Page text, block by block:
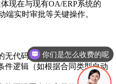
现在与现有OA/ERP系统的
端实时审批等关键操作。
无代码平台应允许拖拽式设计
件逻辑（如根据合同类型自动
现在有优惠活动吗